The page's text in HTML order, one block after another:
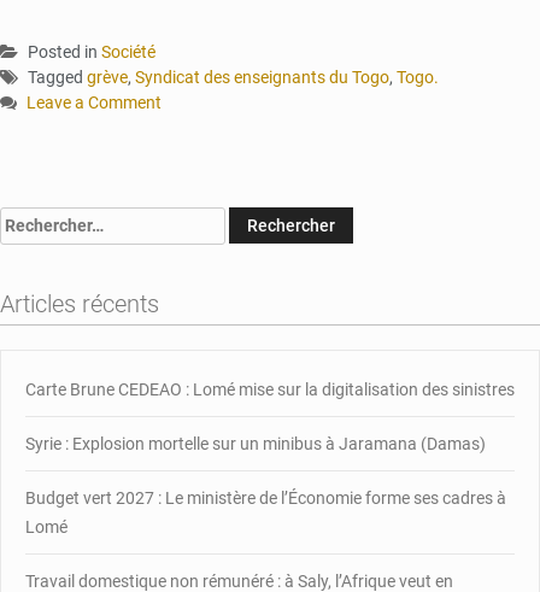
Posted in Société
Tagged grève, Syndicat des enseignants du Togo, Togo.
Leave a Comment
du
Enseignants
ce
Rechercher :
Articles récents
Carte Brune CEDEAO : Lomé mise sur la digitalisation des sinistres
Syrie : Explosion mortelle sur un minibus à Jaramana (Damas)
Budget vert 2027 : Le ministère de l’Économie forme ses cadres à
Lomé
Travail domestique non rémunéré : à Saly, l’Afrique veut en